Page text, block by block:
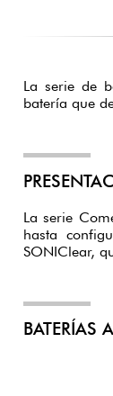
La serie de
batería que
La serie
hasta
SONIClear,
BATERÍAS